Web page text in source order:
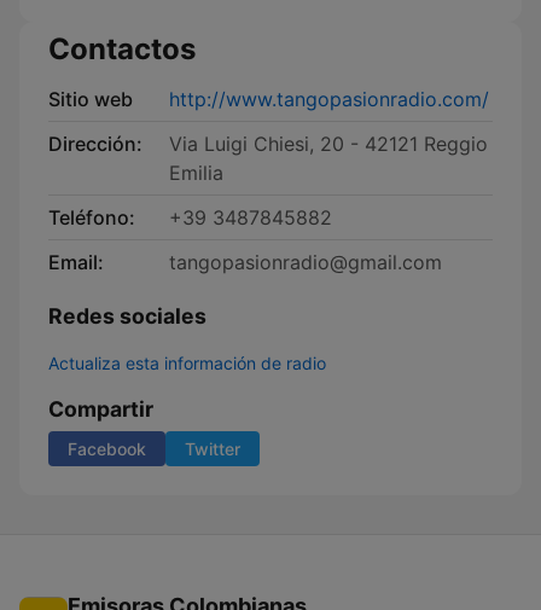
Contactos
Sitio web
http://www.tangopasionradio.com/
Dirección:
Via Luigi Chiesi, 20 - 42121 Reggio
Emilia
Teléfono:
+39 3487845882
Email:
tangopasionradio@gmail.com
Redes sociales
Actualiza esta información de radio
Compartir
Facebook Twitter